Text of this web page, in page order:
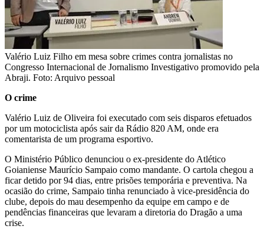
Valério Luiz Filho em mesa sobre crimes contra jornalistas no
Congresso Internacional de Jornalismo Investigativo promovido pela
Abraji. Foto: Arquivo pessoal
O crime
Valério Luiz de Oliveira foi executado com seis disparos efetuados
por um motociclista após sair da Rádio 820 AM, onde era
comentarista de um programa esportivo.
O Ministério Público denunciou o ex-presidente do Atlético
Goianiense Maurício Sampaio como mandante. O cartola chegou a
ficar detido por 94 dias, entre prisões temporária e preventiva. Na
ocasião do crime, Sampaio tinha renunciado à vice-presidência do
clube, depois do mau desempenho da equipe em campo e de
pendências financeiras que levaram a diretoria do Dragão a uma
crise.